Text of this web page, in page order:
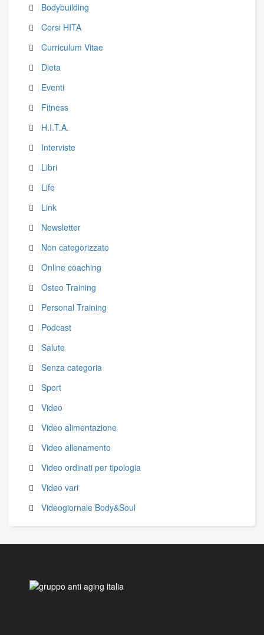
Bodybuilding
Corsi HITA
Curriculum Vitae
Dieta
Eventi
Fitness
H.I.T.A.
Interviste
Libri
Life
Link
Newsletter
Non categorizzato
Online coaching
Osteo Training
Personal Training
Podcast
Salute
Senza categoria
Sport
Video
Video alimentazione
Video allenamento
Video ordinati per tipologia
Video vari
Videogiornale Body&Soul